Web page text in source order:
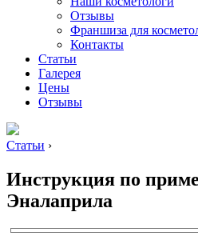
Отзывы
Франшиза для
Контакты
Статьи
Галерея
Цены
Отзывы
Статьи ›
Инструкция по
Эналаприла